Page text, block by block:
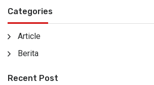
Categories
Article
Berita
Recent Post